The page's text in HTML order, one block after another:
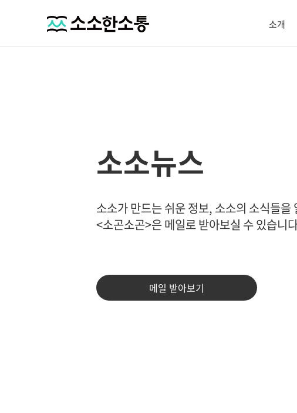
소개
소소뉴스
소소가 만드는 쉬운 정보, 소소의 소식들을
<소곤소곤>은 메일로 받아보실 수 있습니
메일 받아보기